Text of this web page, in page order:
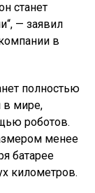
станет
— заявил
в
полностью
в мире,
роботов.
менее
батарее
километров.